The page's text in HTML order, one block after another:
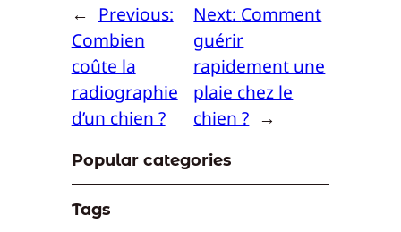
← Previous:
Combien
coûte la
radiographie
d’un chien ?
Next: Comment
guérir
rapidement une
plaie chez le
chien ? →
Popular categories
Tags